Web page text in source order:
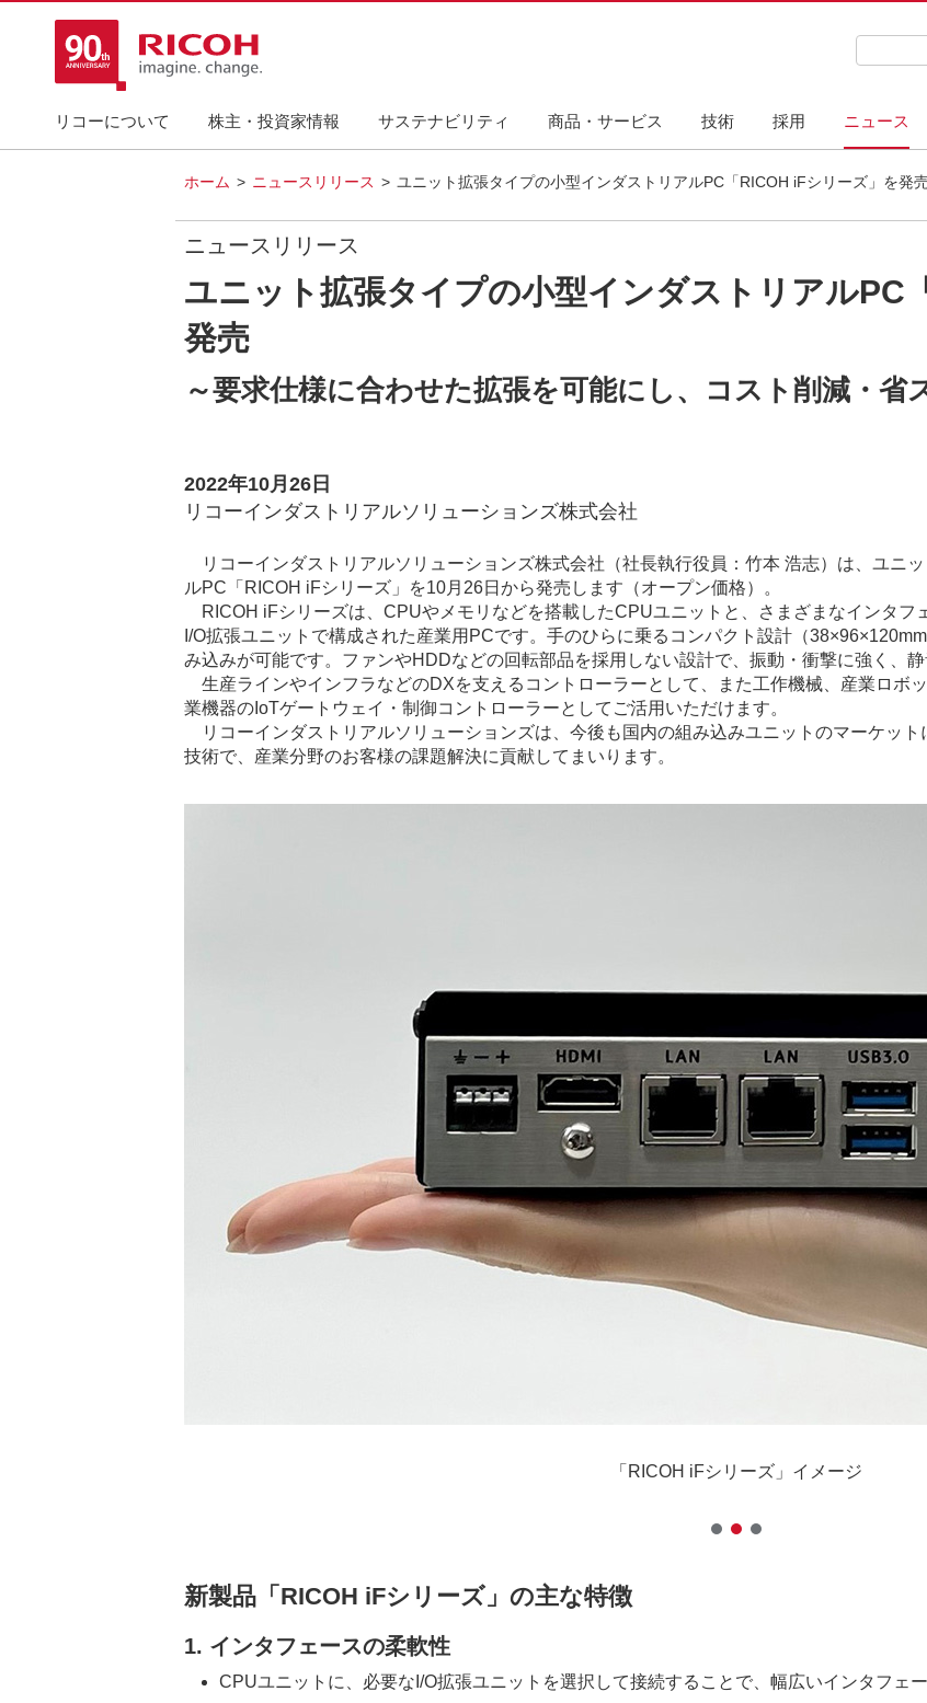
リコーについて 株主・投資家情報 サステナビリティ 商品・サービス 技術 採用 ニュース
検索キ
ホーム ニュースリリース ユニット拡張タイプの小型インダストリアルPC「RICOH iFシリーズ」を発売
ニュースリリース
ユニット拡張タイプの小型インダストリアルPC
発売
～要求仕様に合わせた拡張を可能にし、コスト削減・省
2022年10月26日
リコーインダストリアルソリューションズ株式会社
リコーインダストリアルソリューションズ株式会社（社長執行役員：竹本 浩志）は、ユニ
ルPC「RICOH iFシリーズ」を10月26日から発売します（オープン価格）。
RICOH iFシリーズは、CPUやメモリなどを搭載したCPUユニットと、さまざまなインタ
I/O拡張ユニットで構成された産業用PCです。手のひらに乗るコンパクト設計（
み込みが可能です。ファンやHDDなどの回転部品を採用しない設計で、振動・衝撃に強く、
生産ラインやインフラなどのDXを支えるコントローラーとして、また工作機械、産業ロボ
業機器のIoTゲートウェイ・制御コントローラーとしてご活用いただけます。
リコーインダストリアルソリューションズは、今後も国内の組み込みユニットのマーケッ
技術で、産業分野のお客様の課題解決に貢献してまいります。
「RICOH iFシリーズ」イメージ
新製品「RICOH iFシリーズ」の主な特徴
1. インタフェースの柔軟性
CPUユニットに、必要なI/O拡張ユニットを選択して接続することで、幅広いインタフェ